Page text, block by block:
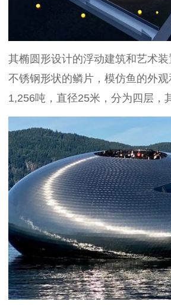
其椭圆形设计的浮动建筑和艺术
不锈钢形状的鳞片，模仿鱼的外
1,256吨，直径25米，分为四层，